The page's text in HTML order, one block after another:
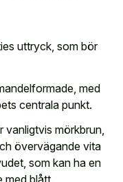
uttryck, som bör
med
centrala punkt.
vanligtvis mörkbrun,
övervägande vita
som kan ha en